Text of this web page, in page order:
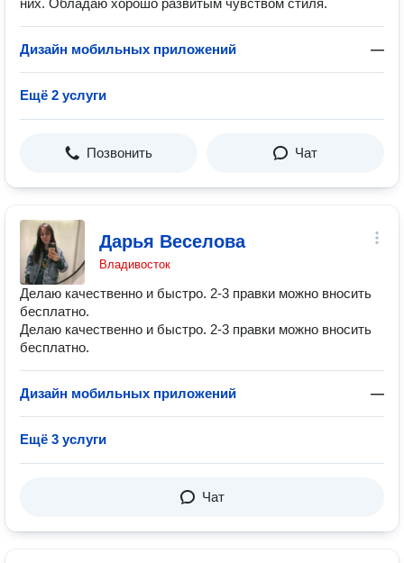
них. Обладаю хорошо развитым чувством стиля.
Дизайн мобильных приложений —
Ещё 2 услуги
Позвонить Чат
Дарья Веселова
Владивосток
Делаю качественно и быстро. 2-3 правки можно вносить
бесплатно.
Делаю качественно и быстро. 2-3 правки можно вносить
бесплатно.
Дизайн мобильных приложений —
Ещё 3 услуги
Чат